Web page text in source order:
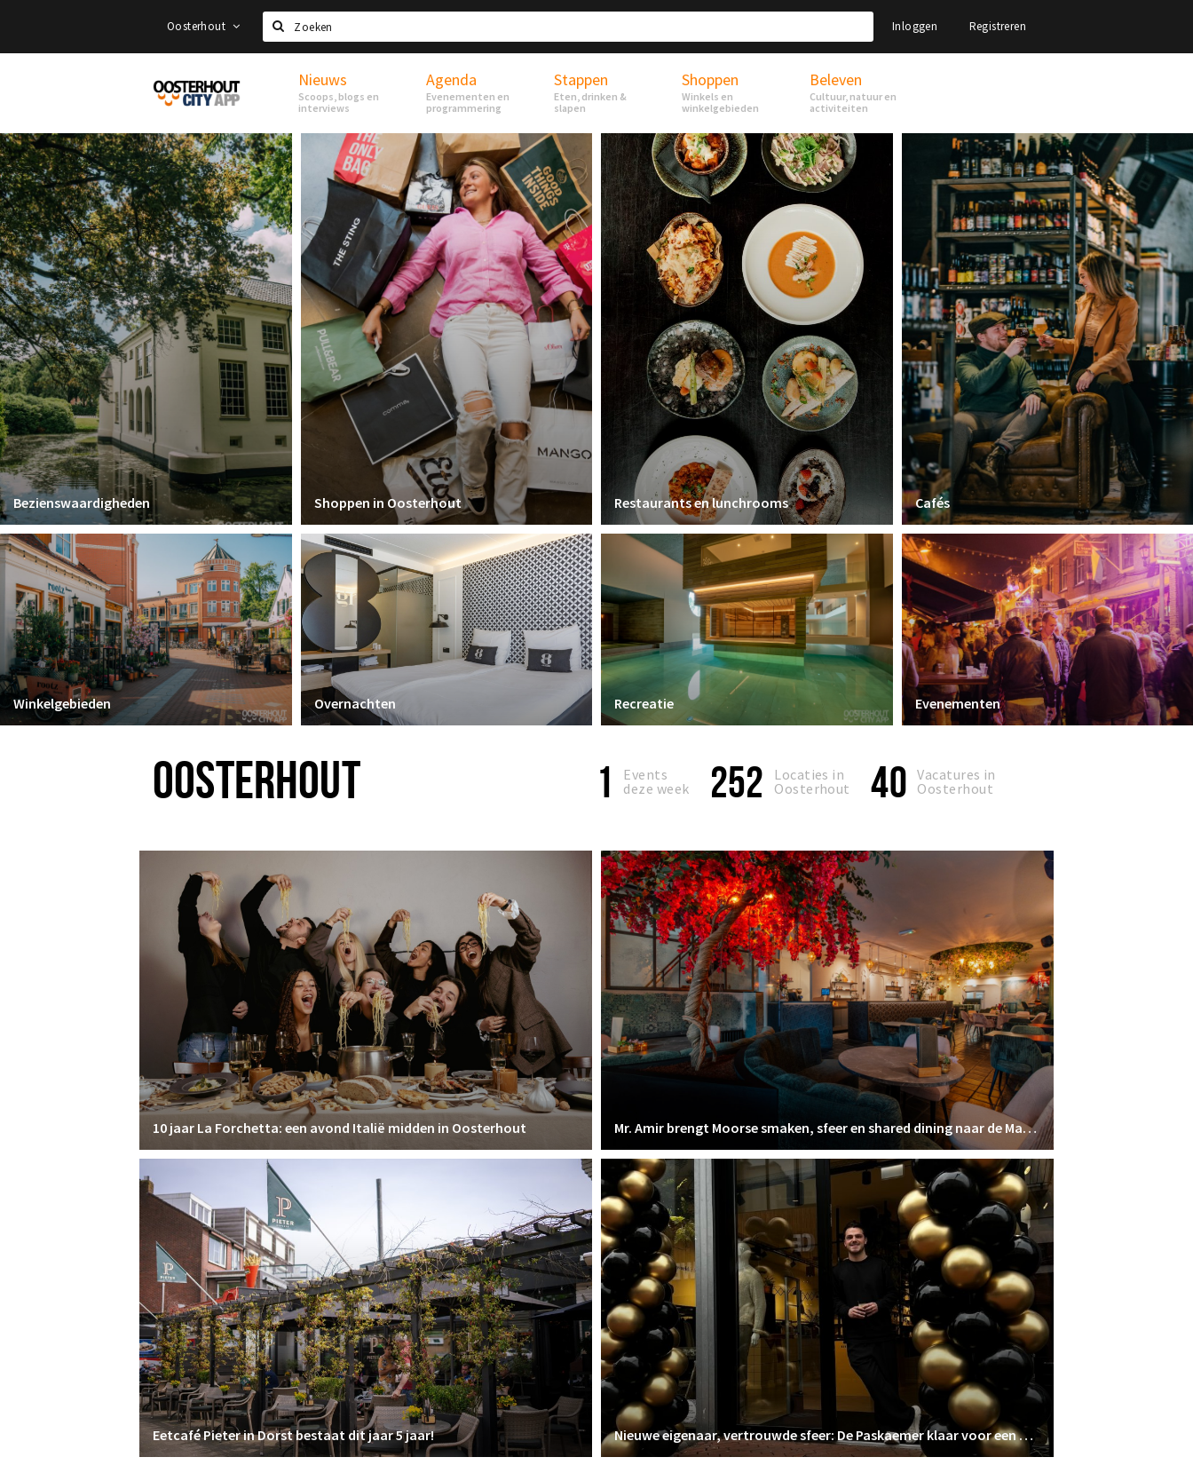
Oosterhout
Zoeken
Inloggen Registreren
Proef
Oosterhout
Nieuws
Scoops, blogs en
interviews
Agenda
Evenementen en
programmering
Stappen
Eten, drinken &
slapen
Shoppen
Winkels en
winkelgebieden
Beleven
Cultuur, natuur en
activiteiten
Bezienswaardigheden Shoppen in Oosterhout Restaurants en lunchrooms Cafés
Winkelgebieden Overnachten Recreatie Evenementen
OOSTERHOUT 1
Events
deze week
252
Locaties in
Oosterhout
40
Vacatures in
Oosterhout
10 jaar La Forchetta: een avond Italië midden in Oosterhout Mr. Amir brengt Moorse smaken, sfeer en shared dining naar de Markt in Oosterhout
Eetcafé Pieter in Dorst bestaat dit jaar 5 jaar! Nieuwe eigenaar, vertrouwde sfeer: De Paskaemer klaar voor een nieuw hoofdstuk